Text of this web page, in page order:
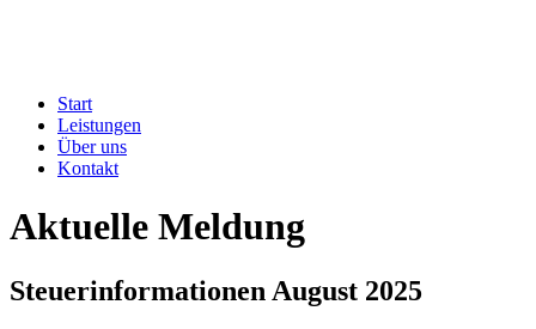
Start
Leistungen
Über uns
Kontakt
Aktuelle Meldung
Steuerinformationen August 2025